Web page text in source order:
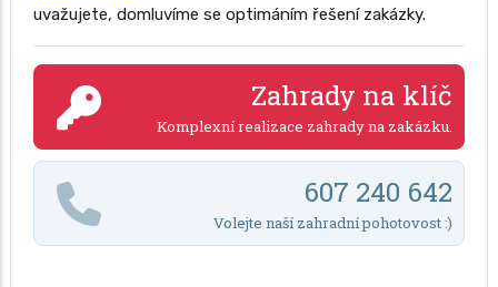
uvažujete, domluvíme se optimáním řešení zakázky.
Zahrady na klíč
Komplexní realizace zahrady na zakázku.
607 240 642
Volejte naší zahradní pohotovost :)